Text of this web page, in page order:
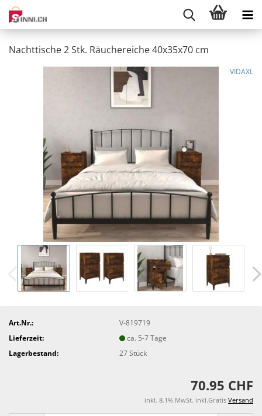
Nachttische 2 Stk. Räuchereiche 40x35x70 cm
VIDAXL
Art.Nr.:
V-819719
Lieferzeit:
ca. 5-7 Tage
Lagerbestand:
27Stück
70.95 CHF
inkl. 8.1% MwSt. inkl.Gratis Versand